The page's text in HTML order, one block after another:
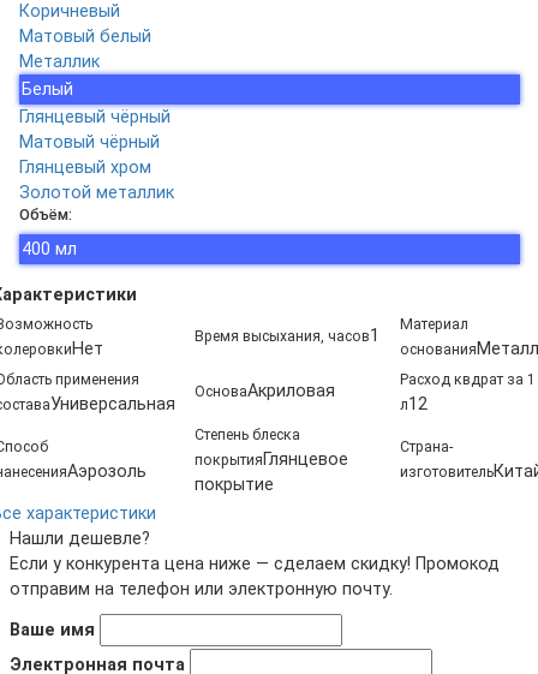
Коричневый
Матовый белый
Металлик
Белый
Глянцевый чёрный
Матовый чёрный
Глянцевый хром
Золотой металлик
Объём:
400 мл
Нет
Время высыхания, часов1
Материал
основания Металл
применения
Универсальная
ОсноваАкриловая
Расход квдрат за 1
л12
Аэрозоль
Степень блеска
покрытия Глянцевое
покрытие
Страна-
изготовитель
характеристики
Нашли дешевле?
Если у конкурента цена ниже — сделаем скидку! Промокод
отправим на телефон или электронную почту.
Ваше имя
Электронная почта